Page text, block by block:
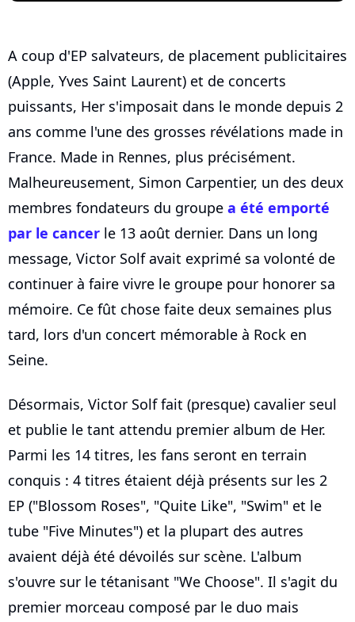
A coup d'EP salvateurs, de placement publicitaires
(Apple, Yves Saint Laurent) et de concerts
puissants, Her s'imposait dans le monde depuis 2
ans comme l'une des grosses révélations made in
France. Made in Rennes, plus précisément.
Malheureusement, Simon Carpentier, un des deux
membres fondateurs du groupe a été emporté
par le cancer le 13 août dernier. Dans un long
message, Victor Solf avait exprimé sa volonté de
continuer à faire vivre le groupe pour honorer sa
mémoire. Ce fût chose faite deux semaines plus
tard, lors d'un concert mémorable à Rock en
Seine.
Désormais, Victor Solf fait (presque) cavalier seul
et publie le tant attendu premier album de Her.
Parmi les 14 titres, les fans seront en terrain
conquis : 4 titres étaient déjà présents sur les 2
EP ("Blossom Roses", "Quite Like", "Swim" et le
tube "Five Minutes") et la plupart des autres
avaient déjà été dévoilés sur scène. L'album
s'ouvre sur le tétanisant "We Choose". Il s'agit du
premier morceau composé par le duo mais